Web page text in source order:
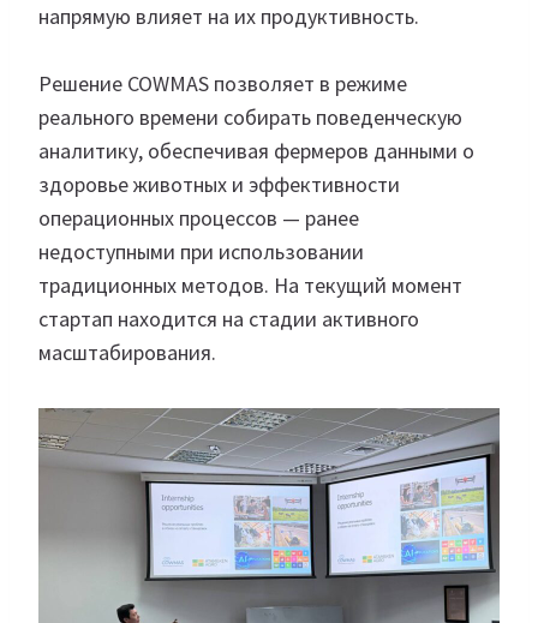
напрямую влияет на их продуктивность.
Решение COWMAS позволяет в режиме
реального времени собирать поведенческую
аналитику, обеспечивая фермеров данными о
здоровье животных и эффективности
операционных процессов — ранее
недоступными при использовании
традиционных методов. На текущий момент
стартап находится на стадии активного
масштабирования.